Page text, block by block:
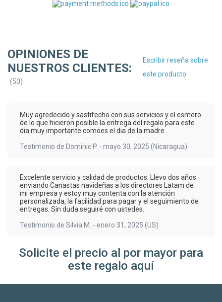
OPINIONES DE
NUESTROS CLIENTES:
(50)
Escribir reseña sobre
este producto
Muy agredecido y sastifecho con sus servicios y el esmero
de lo que hicieron posible la entrega del regalo para este
dia muy importante comoes el dia de la madre .
Testimonio de Dominic P. - mayo 30, 2025 (Nicaragua)
Excelente servicio y calidad de productos. Llevo dos años
enviando Canastas navideñas a los directores Latam de
mi empresa y estoy muy contenta con la atención
personalizada, la facilidad para pagar y el seguimiento de
entregas. Sin duda seguiré con ustedes.
Testimonio de Silvia M. - enero 31, 2025 (US)
Solicite el precio al por mayor para
este regalo aquí